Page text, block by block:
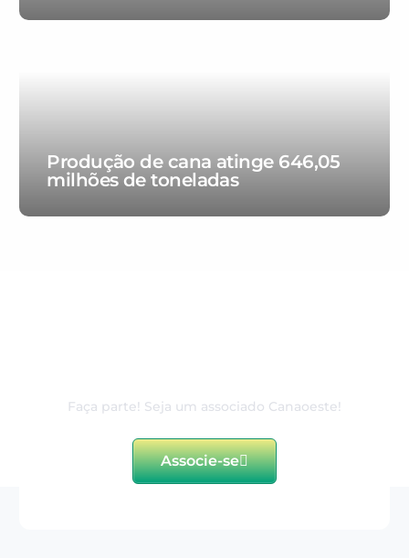
Produção de cana atinge 646,05
milhões de toneladas
Faça parte! Seja um associado Canaoeste!
Associe-se